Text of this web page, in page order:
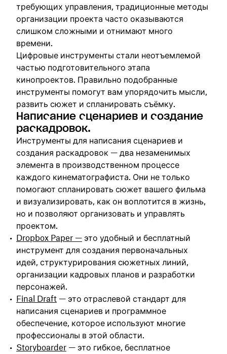
требующих управления, традиционные методы
организации проекта часто оказываются
слишком сложными и отнимают много
времени.
Цифровые инструменты стали неотъемлемой
частью подготовительного этапа
кинопроектов. Правильно подобранные
инструменты помогут вам упорядочить мысли,
развить сюжет и спланировать съёмку.
Написание сценариев и создание
раскадровок.
Инструменты для написания сценариев и
создания раскадровок — два незаменимых
элемента в производственном процессе
каждого кинематографиста. Они не только
помогают спланировать сюжет вашего фильма
и визуализировать, как он воплотится в жизнь,
но и позволяют организовать и управлять
проектом.
Dropbox Paper — это удобный и бесплатный
инструмент для создания первоначальных
идей, структурирования сюжетных линий,
организации кадровых планов и разработки
персонажей.
Final Draft — это отраслевой стандарт для
написания сценариев и программное
обеспечение, которое используют многие
профессионалы в этой области.
Storyboarder — это гибкое, бесплатное